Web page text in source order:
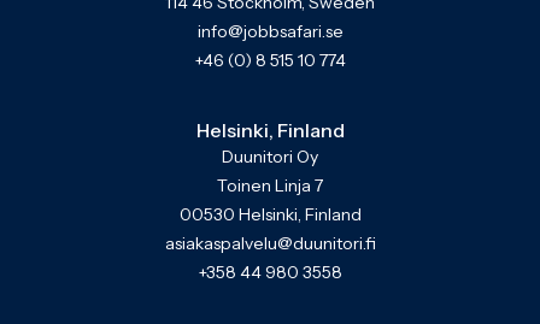
info@jobbsafari.se
+46 (0) 8 515 10 774
Helsinki, Finland
Duunitori Oy
Toinen Linja 7
00530 Helsinki, Finland
asiakaspalvelu@duunitori.fi
+358 44 980 3558